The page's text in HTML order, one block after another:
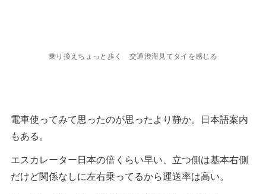
1万円→2220B
1円＝4.5B
大体計算する時はバーツに5をかけて値段測ってる